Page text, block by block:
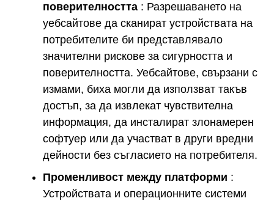
поверителността : Разрешаването на
уебсайтове да сканират устройствата на
потребителите би представлявало
значителни рискове за сигурността и
поверителността. Уебсайтове, свързани с
измами, биха могли да използват такъв
достъп, за да извлекат чувствителна
информация, да инсталират злонамерен
софтуер или да участват в други вредни
дейности без съгласието на потребителя.
Променливост между платформи :
Устройствата и операционните системи